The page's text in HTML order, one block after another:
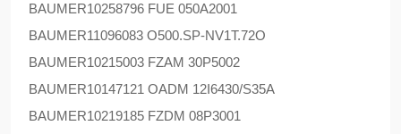
BAUMER10258796 FUE 050A2001
BAUMER11096083 O500.SP-NV1T.72O
BAUMER10215003 FZAM 30P5002
BAUMER10147121 OADM 12I6430/S35A
BAUMER10219185 FZDM 08P3001